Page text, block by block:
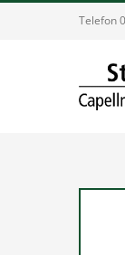
Telefon